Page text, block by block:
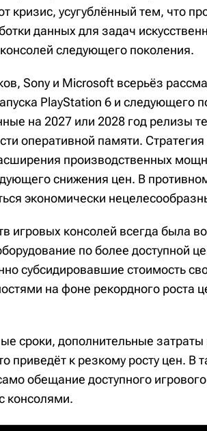
кризис, усугублённый тем, что
данных для задач
следующего поколения.
Sony и Microsoft всерьёз
PlayStation 6 и следующего
на 2027 или 2028 год релизы
оперативной памяти.
производственных
снижения цен. В
экономически
игровых консолей всегда была
по более доступной
субсидировавшие стоимость
на фоне рекордного роста
сроки, дополнительные затраты
приведёт к резкому росту цен. В
обещание доступного
консолями.